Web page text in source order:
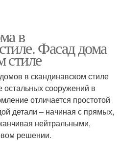
в
Фасад дома
стиле
в скандинавском стиле
сооружений в
отличается простотой
детали – начиная с прямых,
нейтральными,
решении.